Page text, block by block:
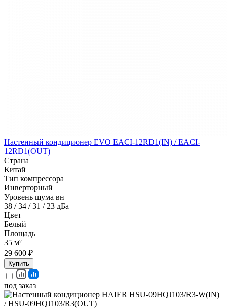
Настенный кондиционер EVO EACI-12RD1(IN) / EACI-
12RD1(OUT)
Страна
Китай
Тип компрессора
Инверторный
Уровень шума вн
38 / 34 / 31 / 23 дБа
Цвет
Белый
Площадь
35 м²
29 600 ₽
Купить
под заказ